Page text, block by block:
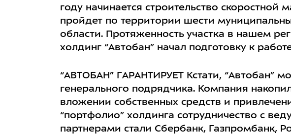
году начинается строительство скоростной
пройдет по территории шести
области. Протяженность участка в нашем
холдинг “Автобан” начал подготовку к
“АВТОБАН” ГАРАНТИРУЕТ Кстати, “Автобан”
генерального подрядчика. Компания
вложении собственных средств и
“портфолио” холдинга сотрудничество с
партнерами стали Сбербанк, Газпромбанк,